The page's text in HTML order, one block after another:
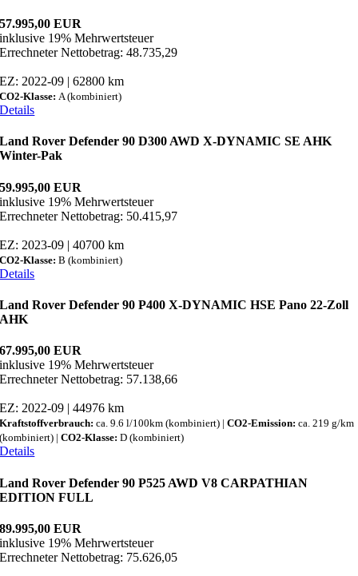
57.995,00 EUR
inklusive 19% Mehrwertsteuer
Errechneter Nettobetrag: 48.735,29
EZ: 2022-09 | 62800 km
CO2-Klasse:A (kombiniert)
Details
Land Rover Defender 90 D300 AWD X-DYNAMIC SE AHK
Winter-Pak
59.995,00 EUR
inklusive 19% Mehrwertsteuer
Errechneter Nettobetrag: 50.415,97
EZ: 2023-09 | 40700 km
CO2-Klasse:B (kombiniert)
Details
Land Rover Defender 90 P400 X-DYNAMIC HSE Pano 22-Zoll
AHK
67.995,00 EUR
inklusive 19% Mehrwertsteuer
Errechneter Nettobetrag: 57.138,66
EZ: 2022-09 | 44976 km
Kraftstoffverbrauch:ca. 9.6 l/100km (kombiniert) |CO2-Emission:ca. 219 g/km
(kombiniert) |CO2-Klasse:D (kombiniert)
Details
Land Rover Defender 90 P525 AWD V8 CARPATHIAN
EDITION FULL
89.995,00 EUR
inklusive 19% Mehrwertsteuer
Errechneter Nettobetrag: 75.626,05